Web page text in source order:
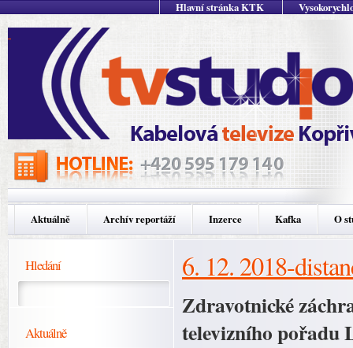
Hlavní stránka KTK
Aktuálně Archív reportáží Inzerce Kafka O
Hledání
Aktuálně
6. 12. 2018-
Zdravotnické
televizního pořadu